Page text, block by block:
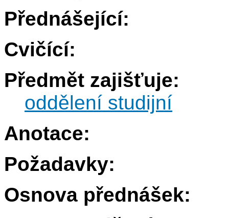
Přednášející:
Cvičící:
Předmět zajišťuje:
oddělení studijní
Anotace:
Požadavky:
Osnova přednášek: